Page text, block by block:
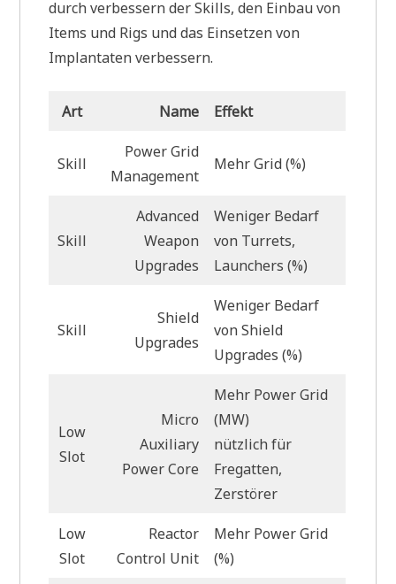
durch verbessern der Skills, den Einbau von
Items und Rigs und das Einsetzen von
Implantaten verbessern.
Art Name Effekt
Skill
Power Grid
Management
Mehr Grid (%)
Skill
Advanced
Weapon
Upgrades
Weniger Bedarf
von Turrets,
Launchers (%)
Skill
Shield
Upgrades
Weniger Bedarf
von Shield
Upgrades (%)
Low
Slot
Micro
Auxiliary
Power Core
Mehr Power Grid
(MW)
nützlich für
Fregatten,
Zerstörer
Low
Slot
Reactor
Control Unit
Mehr Power Grid
(%)